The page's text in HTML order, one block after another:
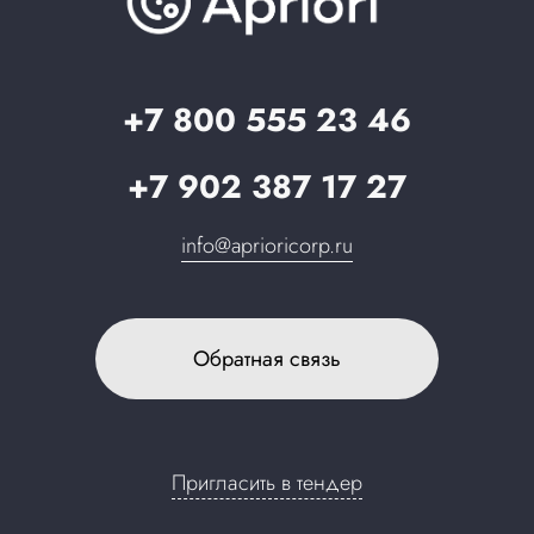
+7 800 555 23 46
+7 902 387 17 27
info@aprioricorp.ru
Обратная связь
Пригласить в тендер
Вопрос-ответ
Запрос в поддержку